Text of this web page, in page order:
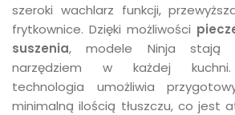
szeroki wachlarz funkcji,
frytkownice. Dzięki możliwości
suszenia, modele Ninja stają
narzędziem w każdej kuchni.
technologia umożliwia
minimalną ilością tłuszczu, co jest